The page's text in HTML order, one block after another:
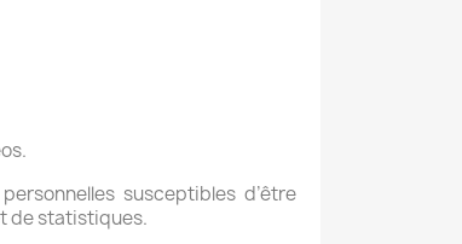
susceptibles d’être
de statistiques.